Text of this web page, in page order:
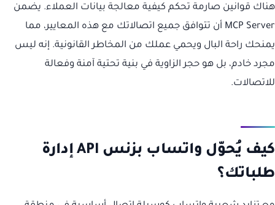
هناك قوانين صارمة تحكم كيفية معالجة بيانات العملاء. يضمن
MCP Server أن تتوافق جميع اتصالاتك مع هذه المعايير، مما
يمنحك راحة البال ويحمي عملك من المخاطر القانونية. إنه ليس
مجرد خادم، بل هو حجر الزاوية في بنية تحتية آمنة وفعالة
للاتصالات.
كيف يُحوّل واتساب بزنس API إدارة
طلباتك؟